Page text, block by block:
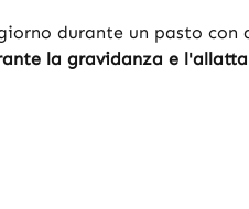
durante un pasto con
la gravidanza e